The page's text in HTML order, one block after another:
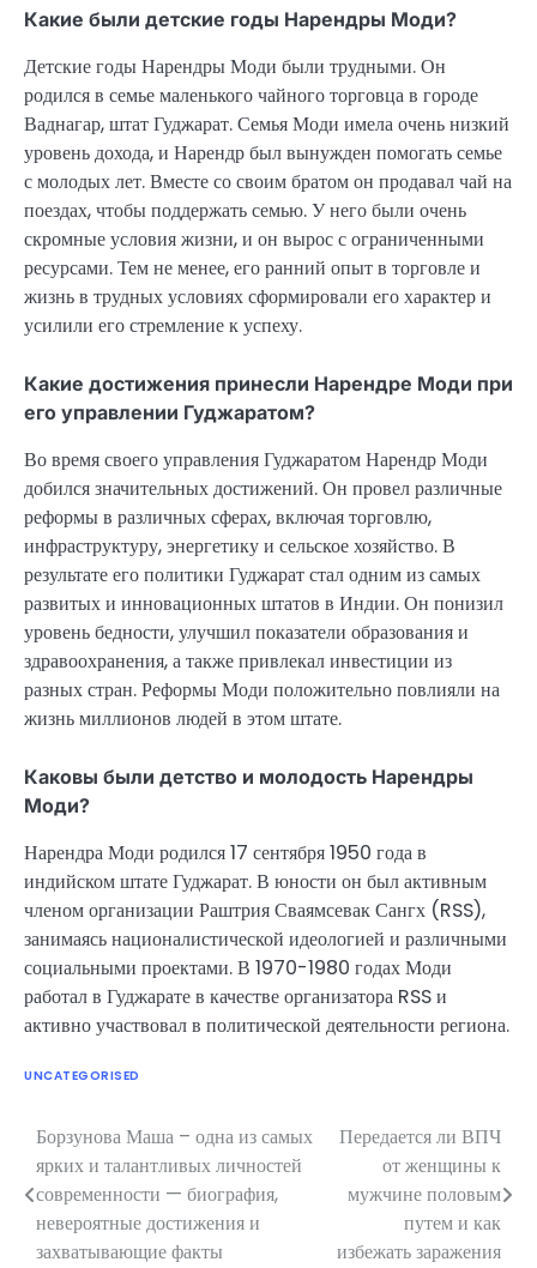
Какие были детские годы Нарендры Моди?
Детские годы Нарендры Моди были трудными. Он
родился в семье маленького чайного торговца в городе
Ваднагар, штат Гуджарат. Семья Моди имела очень низкий
уровень дохода, и Нарендр был вынужден помогать семье
с молодых лет. Вместе со своим братом он продавал чай на
поездах, чтобы поддержать семью. У него были очень
скромные условия жизни, и он вырос с ограниченными
ресурсами. Тем не менее, его ранний опыт в торговле и
жизнь в трудных условиях сформировали его характер и
усилили его стремление к успеху.
Какие достижения принесли Нарендре Моди при
его управлении Гуджаратом?
Во время своего управления Гуджаратом Нарендр Моди
добился значительных достижений. Он провел различные
реформы в различных сферах, включая торговлю,
инфраструктуру, энергетику и сельское хозяйство. В
результате его политики Гуджарат стал одним из самых
развитых и инновационных штатов в Индии. Он понизил
уровень бедности, улучшил показатели образования и
здравоохранения, а также привлекал инвестиции из
разных стран. Реформы Моди положительно повлияли на
жизнь миллионов людей в этом штате.
Каковы были детство и молодость Нарендры
Моди?
Нарендра Моди родился 17 сентября 1950 года в
индийском штате Гуджарат. В юности он был активным
членом организации Раштрия Сваямсевак Сангх (RSS),
занимаясь националистической идеологией и различными
социальными проектами. В 1970-1980 годах Моди
работал в Гуджарате в качестве организатора RSS и
активно участвовал в политической деятельности региона.
UNCATEGORISED
Навигация
по
записям
Борзунова Маша – одна из самых
ярких и талантливых личностей
современности — биография,
невероятные достижения и
захватывающие факты
Передается ли ВПЧ
от женщины к
мужчине половым
путем и как
избежать заражения